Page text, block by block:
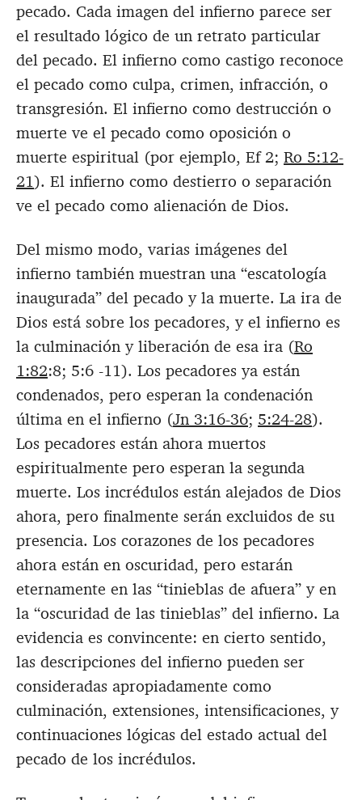
pecado. Cada imagen del infierno parece ser
el resultado lógico de un retrato particular
del pecado. El infierno como castigo reconoce
el pecado como culpa, crimen, infracción, o
transgresión. El infierno como destrucción o
muerte ve el pecado como oposición o
muerte espiritual (por ejemplo, Ef 2; Ro 5:12-
21). El infierno como destierro o separación
ve el pecado como alienación de Dios.
Del mismo modo, varias imágenes del
infierno también muestran una “escatología
inaugurada” del pecado y la muerte. La ira de
Dios está sobre los pecadores, y el infierno es
la culminación y liberación de esa ira (Ro
1:82:8; 5:6 -11). Los pecadores ya están
condenados, pero esperan la condenación
última en el infierno (Jn 3:16-36; 5:24-28).
Los pecadores están ahora muertos
espiritualmente pero esperan la segunda
muerte. Los incrédulos están alejados de Dios
ahora, pero finalmente serán excluidos de su
presencia. Los corazones de los pecadores
ahora están en oscuridad, pero estarán
eternamente en las “tinieblas de afuera” y en
la “oscuridad de las tinieblas” del infierno. La
evidencia es convincente: en cierto sentido,
las descripciones del infierno pueden ser
consideradas apropiadamente como
culminación, extensiones, intensificaciones, y
continuaciones lógicas del estado actual del
pecado de los incrédulos.